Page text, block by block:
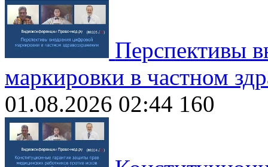
Перспективы
маркировки в частном
01.08.2026 02:44 160